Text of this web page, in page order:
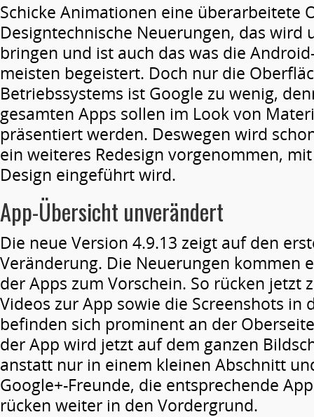
Schicke Animationen eine überarbeitete
Designtechnische Neuerungen, das wird
bringen und ist auch das was die
meisten begeistert. Doch nur die
Betriebssystems ist Google zu wenig,
gesamten Apps sollen im Look von
präsentiert werden. Deswegen wird
ein weiteres Redesign vorgenommen,
Design eingeführt wird.
App-Übersicht unverändert
Die neue Version 4.9.13 zeigt auf den
Veränderung. Die Neuerungen kommen
der Apps zum Vorschein. So rücken jetzt
Videos zur App sowie die Screenshots in
befinden sich prominent an der
der App wird jetzt auf dem ganzen
anstatt nur in einem kleinen Abschnitt
Google+-Freunde, die entsprechende
rücken weiter in den Vordergrund.